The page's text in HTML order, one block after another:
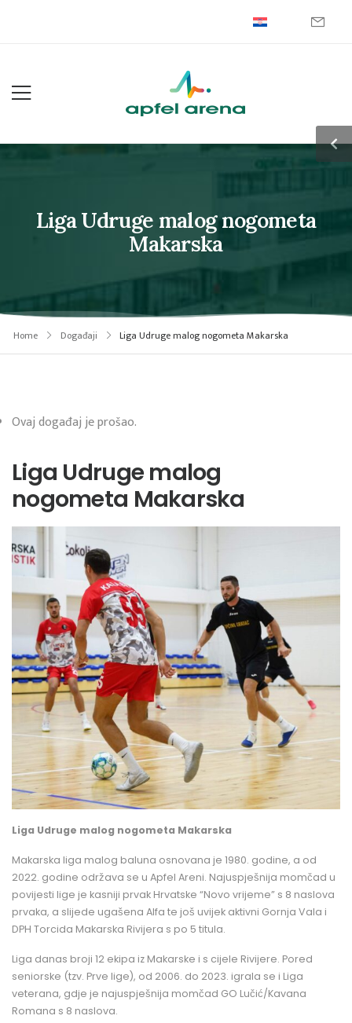
Liga Udruge malog nogometa
Makarska
Home Događaji Liga Udruge malog nogometa Makarska
Ovaj događaj je prošao.
Liga Udruge malog
nogometa Makarska
Liga Udruge malog nogometa Makarska
Makarska liga malog baluna osnovana je 1980. godine, a od
2022. godine održava se u Apfel Areni. Najuspješnija momčad u
povijesti lige je kasniji prvak Hrvatske “Novo vrijeme” s 8 naslova
prvaka, a slijede ugašena Alfa te još uvijek aktivni Gornja Vala i
DPH Torcida Makarska Rivijera s po 5 titula.
Liga danas broji 12 ekipa iz Makarske i s cijele Rivijere. Pored
seniorske (tzv. Prve lige), od 2006. do 2023. igrala se i Liga
veterana, gdje je najuspješnija momčad GO Lučić/Kavana
Romana s 8 naslova.